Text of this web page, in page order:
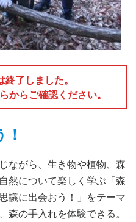
了しました。
からご確認ください。
ながら、生き物や植物、森
然について楽しく学ぶ「森
議に出会おう！」をテーマ
森の手入れを体験できる。